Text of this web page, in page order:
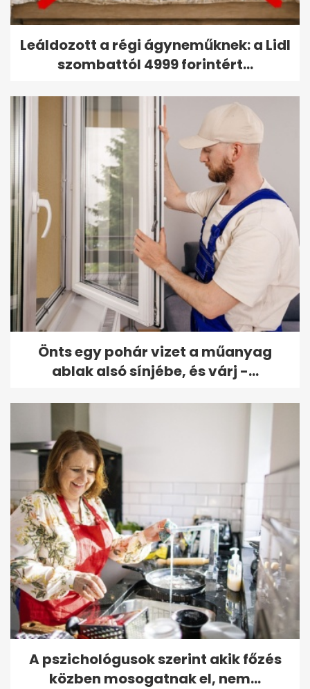
Leáldozott a régi ágyneműknek: a Lidl
szombattól 4999 forintért...
Önts egy pohár vizet a műanyag
ablak alsó sínjébe, és várj -...
A pszichológusok szerint akik főzés
közben mosogatnak el, nem...